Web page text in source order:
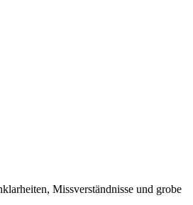
Missverständnisse und grobe